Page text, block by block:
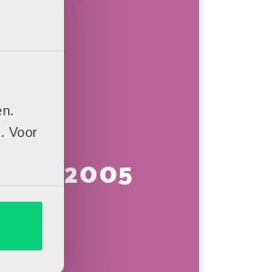
Voor
2005